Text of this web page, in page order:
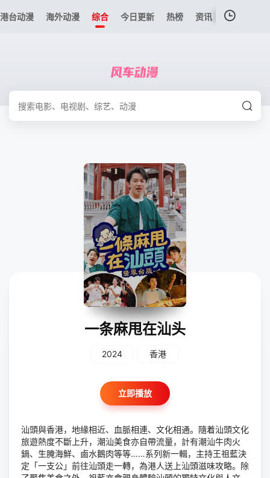
港台动漫 海外动漫 综合 今日更新 热榜 资讯
一条麻甩在汕头
2024 香港
立即播放
汕頭與香港，地緣相近、血脈相連、文化相通。隨着汕頭文化
旅遊熱度不斷上升，潮汕美食亦自帶流量，計有潮汕牛肉火
鍋、生腌海鮮、鹵水鵝肉等等……系列新一輯，主持王祖藍決
定「一支公」前往汕頭走一轉，為港人送上汕頭滋味攻略。除